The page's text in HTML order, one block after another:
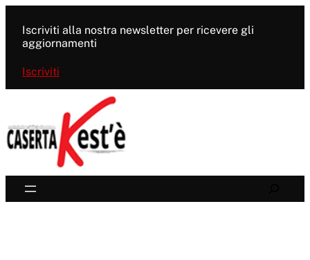
contenuto
Iscriviti alla nostra newsletter per ricevere gli
aggiornamenti
Iscriviti